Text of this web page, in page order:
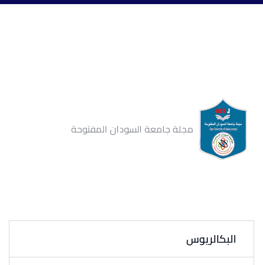
مجلة جامعة السودان المفتوحة
البكالريوس